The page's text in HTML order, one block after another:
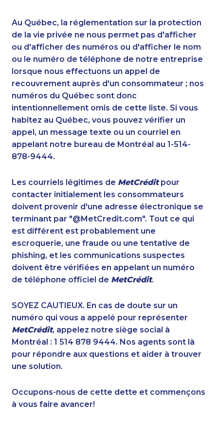
1-416-237-1109
1-780-936-8218
1-587-543-0625
1-780-420-2397
1-587-316-3415
1-778-401-2179
1-437-900-0396
1-514-788-7629
1-587-319-2218
1-780-420-2396
1-587-316-3436
1-780-420-2398
1-587-328-6612
1-902-400-3268
1-514-448-1279
1-778-589-7222
1-778-589-5282
1-416-907-6014
1-437-900-0344
1-866-878-9018
1-587-328-6622
1-780-421-5469
1-416-231-7896
1-418-478-1735
1-905-288-1750
1-604-639-0578
1-587-316-3319
1-905-819-9104
1-902-482-1301
1-647-715-9378
1-437-900-0356
1-902-482-8368
1-416-225-3151
1-289-846-5341
1-403-855-4053
1-438-289-3501
1-647-715-6070
1-902-400-3261
1-403-306-0433
1-780-969-8960
1-416-231-0997
1-780-420-6214
1-778-403-4639
1-902-400-0801
1-587-316-3432
1-877-788-1755
1-647-715-9372
Au Québec, la réglementation sur la protection
de la vie privée ne nous permet pas d'afficher
ou d'afficher des numéros ou d'afficher le nom
ou le numéro de téléphone de notre entreprise
lorsque nous effectuons un appel de
recouvrement auprès d'un consommateur ; nos
numéros du Québec sont donc
intentionnellement omis de cette liste. Si vous
habitez au Québec, vous pouvez vérifier un
appel, un message texte ou un courriel en
appelant notre bureau de Montréal au 1-514-
878-9444.
Les courriels légitimes de MetCréditpour
contacter initialement les consommateurs
doivent provenir d'une adresse électronique se
terminant par "@MetCredit.com". Tout ce qui
est différent est probablement une
escroquerie, une fraude ou une tentative de
phishing, et les communications suspectes
doivent être vérifiées en appelant un numéro
de téléphone officiel de MetCrédit.
SOYEZ CAUTIEUX. En cas de doute sur un
numéro qui vous a appelé pour représenter
MetCrédit, appelez notre siège social à
Montréal : 1 514 878 9444. Nos agents sont là
pour répondre aux questions et aider à trouver
une solution.
Occupons-nous de cette dette et commençons
à vous faire avancer!